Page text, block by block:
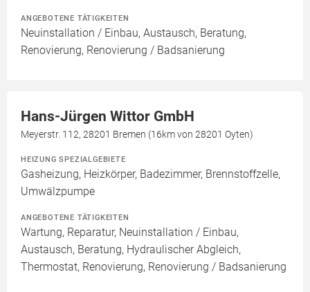
ANGEBOTENE TÄTIGKEITEN
Neuinstallation / Einbau, Austausch, Beratung,
Renovierung, Renovierung / Badsanierung
Hans-Jürgen Wittor GmbH
Meyerstr. 112, 28201 Bremen (16km von 28201 Oyten)
HEIZUNG SPEZIALGEBIETE
Gasheizung, Heizkörper, Badezimmer, Brennstoffzelle,
Umwälzpumpe
ANGEBOTENE TÄTIGKEITEN
Wartung, Reparatur, Neuinstallation / Einbau,
Austausch, Beratung, Hydraulischer Abgleich,
Thermostat, Renovierung, Renovierung / Badsanierung